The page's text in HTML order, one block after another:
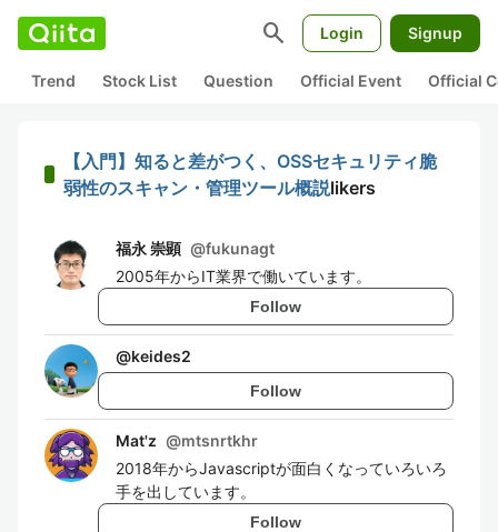
search Login Signup
Trend Stock List Question Official Event Official
【入門】知ると差がつく、OSSセキュリティ脆
弱性のスキャン・管理ツール概説likers
福永 崇顕 @fukunagt
2005年からIT業界で働いています。
Follow
@keides2
Follow
Mat'z @mtsnrtkhr
2018年からJavascriptが面白くなっていろいろ
手を出しています。
Follow